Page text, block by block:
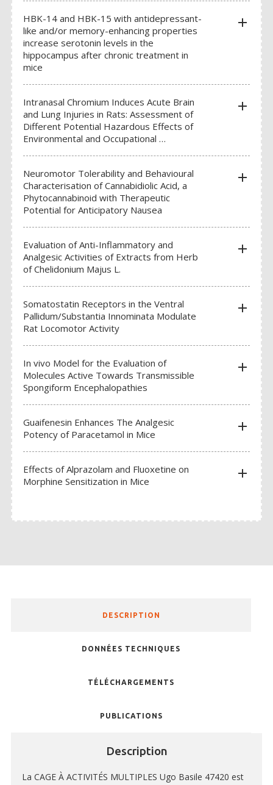
HBK-14 and HBK-15 with antidepressant-
like and/or memory-enhancing properties
increase serotonin levels in the
hippocampus after chronic treatment in
mice
add
Intranasal Chromium Induces Acute Brain
and Lung Injuries in Rats: Assessment of
Different Potential Hazardous Effects of
Environmental and Occupational …
add
Neuromotor Tolerability and Behavioural
Characterisation of Cannabidiolic Acid, a
Phytocannabinoid with Therapeutic
Potential for Anticipatory Nausea
add
Evaluation of Anti-Inflammatory and
Analgesic Activities of Extracts from Herb
of Chelidonium Majus L.
add
Somatostatin Receptors in the Ventral
Pallidum/Substantia Innominata Modulate
Rat Locomotor Activity
add
In vivo Model for the Evaluation of
Molecules Active Towards Transmissible
Spongiform Encephalopathies
add
Guaifenesin Enhances The Analgesic
Potency of Paracetamol in Mice
add
Effects of Alprazolam and Fluoxetine on
Morphine Sensitization in Mice
add
DESCRIPTION
DONNÉES TECHNIQUES
TÉLÉCHARGEMENTS
PUBLICATIONS
Description
La CAGE À ACTIVITÉS MULTIPLES Ugo Basile 47420 est